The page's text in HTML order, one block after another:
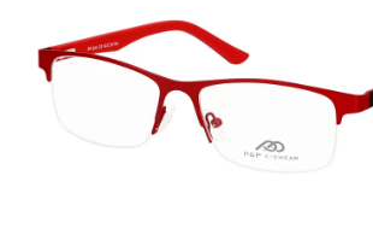
hvězdiček.